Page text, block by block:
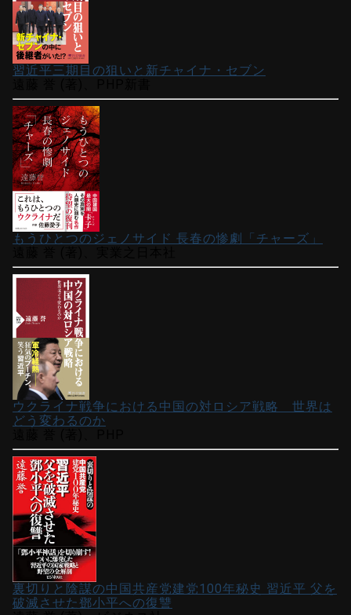
習近平三期目の狙いと新チャイナ・セブン
もうひとつのジェノサイド 長春の惨劇「チャーズ」
ウクライナ戦争における中国の対ロシア戦略 世界は
どう変わるのか
裏切りと陰謀の中国共産党建党100年秘史 習近平 父を
破滅させた鄧小平への復讐